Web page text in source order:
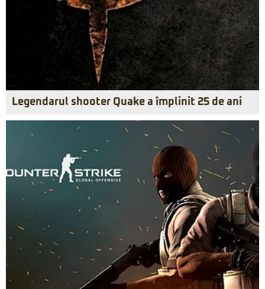
Legendarul shooter Quake a împlinit 25 de ani